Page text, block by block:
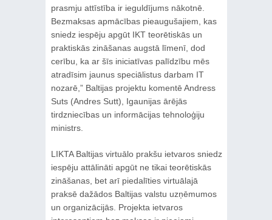
prasmju attīstība ir ieguldījums nākotnē.
Bezmaksas apmācības pieaugušajiem, kas
sniedz iespēju apgūt IKT teorētiskās un
praktiskās zināšanas augstā līmenī, dod
cerību, ka ar šīs iniciatīvas palīdzību mēs
atradīsim jaunus speciālistus darbam IT
nozarē,” Baltijas projektu komentē Andress
Suts (Andres Sutt), Igaunijas ārējās
tirdzniecības un informācijas tehnoloģiju
ministrs.
LIKTA Baltijas virtuālo prakšu ietvaros sniedz
iespēju attālināti apgūt ne tikai teorētiskās
zināšanas, bet arī piedalīties virtuālajā
praksē dažādos Baltijas valstu uzņēmumos
un organizācijās. Projekta ietvaros